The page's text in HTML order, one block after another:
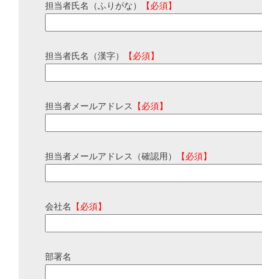
担当者氏名（ふりがな） 【必須】
担当者氏名（漢字） 【必須】
担当者メールアドレス 【必須】
担当者メールアドレス（確認用） 【必須】
会社名 【必須】
部署名